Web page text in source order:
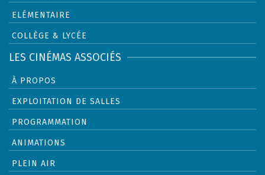
ELÉMENTAIRE
COLLÈGE & LYCÉE
LES CINÉMAS ASSOCIÉS
À PROPOS
EXPLOITATION DE SALLES
PROGRAMMATION
ANIMATIONS
PLEIN AIR